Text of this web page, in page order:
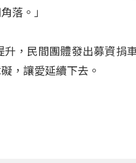
落。」
，民間團體發出募資捐
，讓愛延續下去。